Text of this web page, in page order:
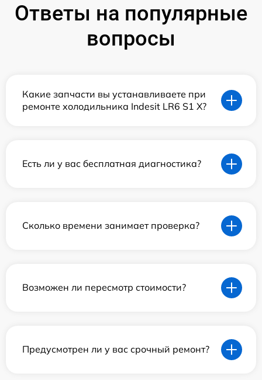
Ответы на популярные
вопросы
Какие запчасти вы устанавливаете при
ремонте холодильника Indesit LR6 S1 X?
Есть ли у вас бесплатная диагностика?
Сколько времени занимает проверка?
Возможен ли пересмотр стоимости?
Предусмотрен ли у вас срочный ремонт?